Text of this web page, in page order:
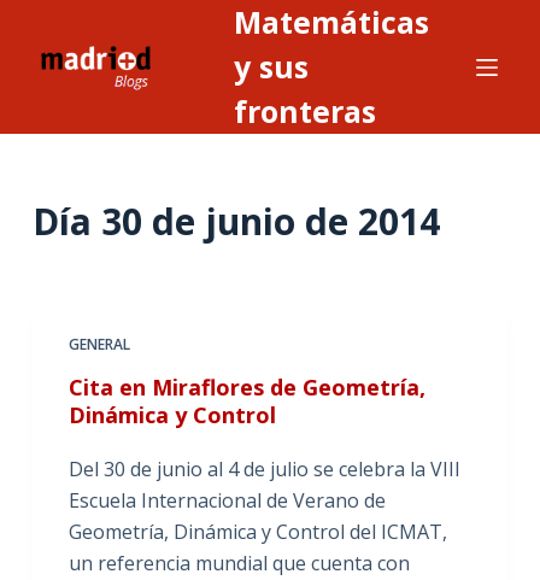
Matemáticas
y sus
fronteras
Día 30 de junio de 2014
GENERAL
Cita en Miraflores de Geometría,
Dinámica y Control
Del 30 de junio al 4 de julio se celebra la VIII
Escuela Internacional de Verano de
Geometría, Dinámica y Control del ICMAT,
un referencia mundial que cuenta con